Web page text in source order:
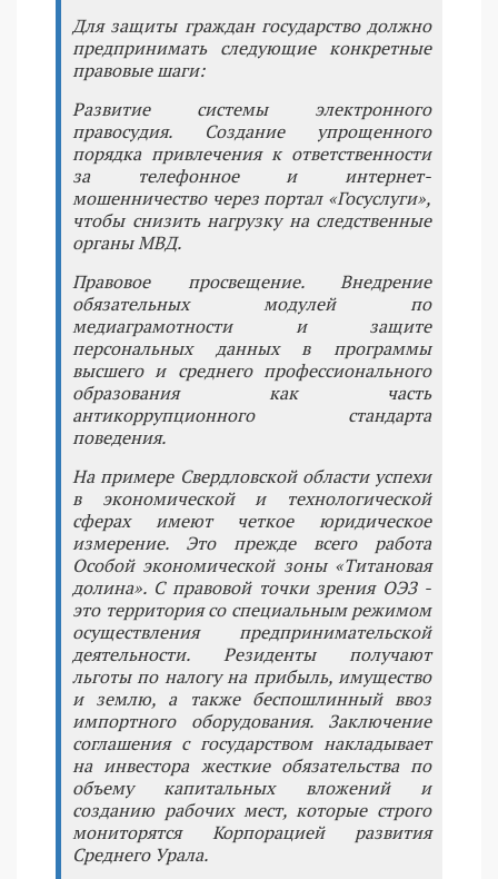
Для защиты граждан государство должно
предпринимать следующие конкретные
правовые шаги:
Развитие системы электронного
правосудия. Создание упрощенного
порядка привлечения к ответственности
за телефонное и интернет-
мошенничество через портал «Госуслуги»,
чтобы снизить нагрузку на следственные
органы МВД.
Правовое просвещение. Внедрение
обязательных модулей по
медиаграмотности и защите
персональных данных в программы
высшего и среднего профессионального
образования как часть
антикоррупционного стандарта
поведения.
На примере Свердловской области успехи
в экономической и технологической
сферах имеют четкое юридическое
измерение. Это прежде всего работа
Особой экономической зоны «Титановая
долина». С правовой точки зрения ОЭЗ -
это территория со специальным режимом
осуществления предпринимательской
деятельности. Резиденты получают
льготы по налогу на прибыль, имущество
и землю, а также беспошлинный ввоз
импортного оборудования. Заключение
соглашения с государством накладывает
на инвестора жесткие обязательства по
объему капитальных вложений и
созданию рабочих мест, которые строго
мониторятся Корпорацией развития
Среднего Урала.